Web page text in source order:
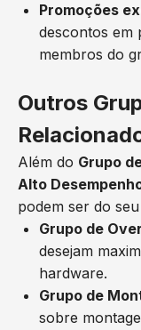
Promoções
descontos em
membros do
Outros
Além do Grupo
Alto
podem ser do
Grupo de
desejam
hardware.
Grupo de
sobre